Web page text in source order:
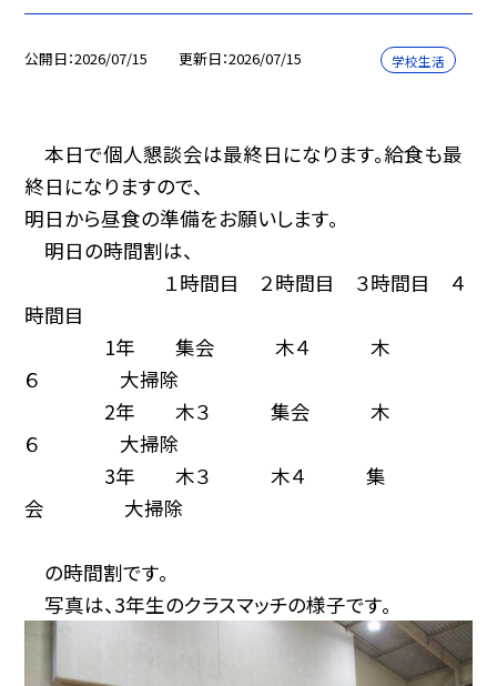
公開日 2026/07/15 更新日 2026/07/15 学校生活
本日で個人懇談会は最終日になります。給食も最
終日になりますので、
明日から昼食の準備をお願いします。
明日の時間割は、
１時間目 ２時間目 ３時間目 ４
時間目
1年 集会 木４ 木
６ 大掃除
2年 木３ 集会 木
６ 大掃除
3年 木３ 木４ 集
会 大掃除
の時間割です。
写真は、3年生のクラスマッチの様子です。